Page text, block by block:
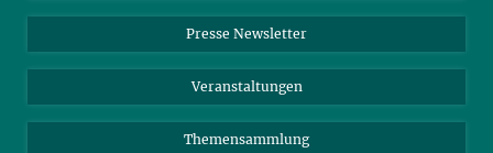
TikTok
Instagram
YouTube
Presse Newsletter
Veranstaltungen
Themensammlung